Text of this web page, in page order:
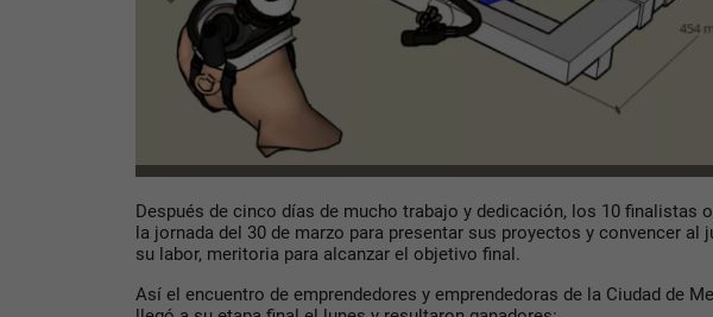
Después de cinco días de mucho trabajo y dedicación, los 10 finalistas
la jornada del 30 de marzo para presentar sus proyectos y convencer al
su labor, meritoria para alcanzar el objetivo final.
Así el encuentro de emprendedores y emprendedoras de la Ciudad de